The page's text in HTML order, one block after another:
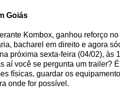
Goiás
Kombox, ganhou reforço no
bacharel em direito e agora
próxima sexta-feira (04/02), às
aí você se pergunta um trailer?
físicas, guardar os
onde for possível.